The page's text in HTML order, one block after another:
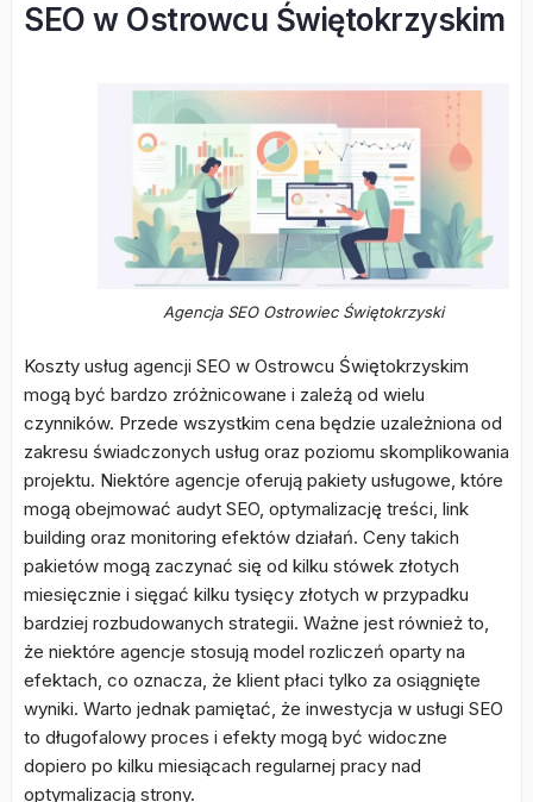
SEO w Ostrowcu Świętokrzyskim
Agencja SEO Ostrowiec Świętokrzyski
Koszty usług agencji SEO w Ostrowcu Świętokrzyskim
mogą być bardzo zróżnicowane i zależą od wielu
czynników. Przede wszystkim cena będzie uzależniona od
zakresu świadczonych usług oraz poziomu skomplikowania
projektu. Niektóre agencje oferują pakiety usługowe, które
mogą obejmować audyt SEO, optymalizację treści, link
building oraz monitoring efektów działań. Ceny takich
pakietów mogą zaczynać się od kilku stówek złotych
miesięcznie i sięgać kilku tysięcy złotych w przypadku
bardziej rozbudowanych strategii. Ważne jest również to,
że niektóre agencje stosują model rozliczeń oparty na
efektach, co oznacza, że klient płaci tylko za osiągnięte
wyniki. Warto jednak pamiętać, że inwestycja w usługi SEO
to długofalowy proces i efekty mogą być widoczne
dopiero po kilku miesiącach regularnej pracy nad
optymalizacją strony.